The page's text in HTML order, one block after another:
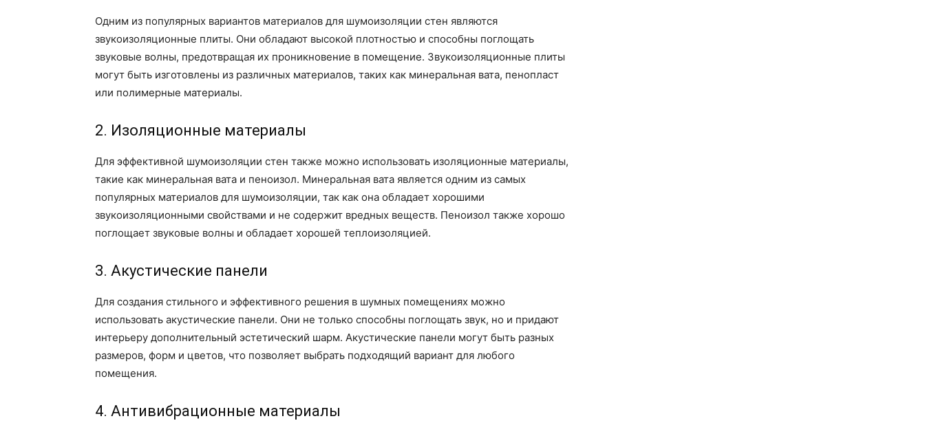
Одним из популярных вариантов материалов для шумоизоляции стен являются
звукоизоляционные плиты. Они обладают высокой плотностью и способны поглощать
звуковые волны, предотвращая их проникновение в помещение. Звукоизоляционные плиты
могут быть изготовлены из различных материалов, таких как минеральная вата, пенопласт
или полимерные материалы.
2. Изоляционные материалы
Для эффективной шумоизоляции стен также можно использовать изоляционные материалы,
такие как минеральная вата и пеноизол. Минеральная вата является одним из самых
популярных материалов для шумоизоляции, так как она обладает хорошими
звукоизоляционными свойствами и не содержит вредных веществ. Пеноизол также хорошо
поглощает звуковые волны и обладает хорошей теплоизоляцией.
3. Акустические панели
Для создания стильного и эффективного решения в шумных помещениях можно
использовать акустические панели. Они не только способны поглощать звук, но и придают
интерьеру дополнительный эстетический шарм. Акустические панели могут быть разных
размеров, форм и цветов, что позволяет выбрать подходящий вариант для любого
помещения.
4. Антивибрационные материалы